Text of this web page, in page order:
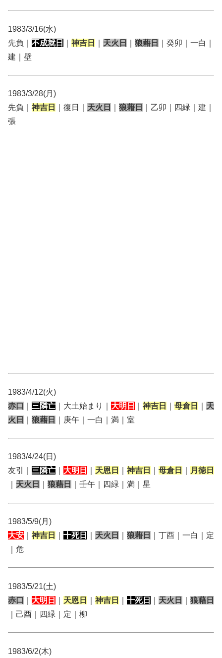
1983/3/16(水)
先負｜ 不成就日 神吉日 天火日 狼藉日
｜癸卯｜一白｜
建｜壁
1983/3/28(月)
先負｜ 神吉日 ｜復日｜ 天火日 狼藉日
｜乙卯｜四緑｜建｜
張
1983/4/12(火)
赤口
三隣亡 ｜大土始まり｜ 大明日 神吉日 母倉日
天
火日
狼藉日 ｜庚午｜一白｜満｜室
1983/4/24(日)
友引｜ 三隣亡 大明日 天恩日 神吉日 母倉日
月徳日
天火日 狼藉日 ｜壬午｜四緑｜満｜星
1983/5/9(月)
大安
神吉日 十死日 天火日 狼藉日
｜丁酉｜一白｜定
｜危
1983/5/21(土)
赤口
大明日 天恩日 神吉日 十死日 天火日
狼藉日
｜己酉｜四緑｜定｜柳
1983/6/2(木)